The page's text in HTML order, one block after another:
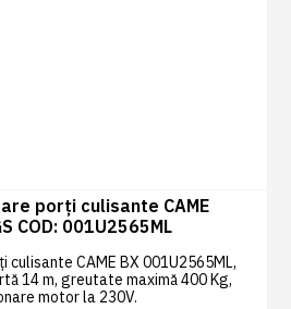
porți culisante CAME
COD: 001U2565ML
CAME BX 001U2565ML,
14 m, greutate maximă 400 Kg,
motor la 230V.